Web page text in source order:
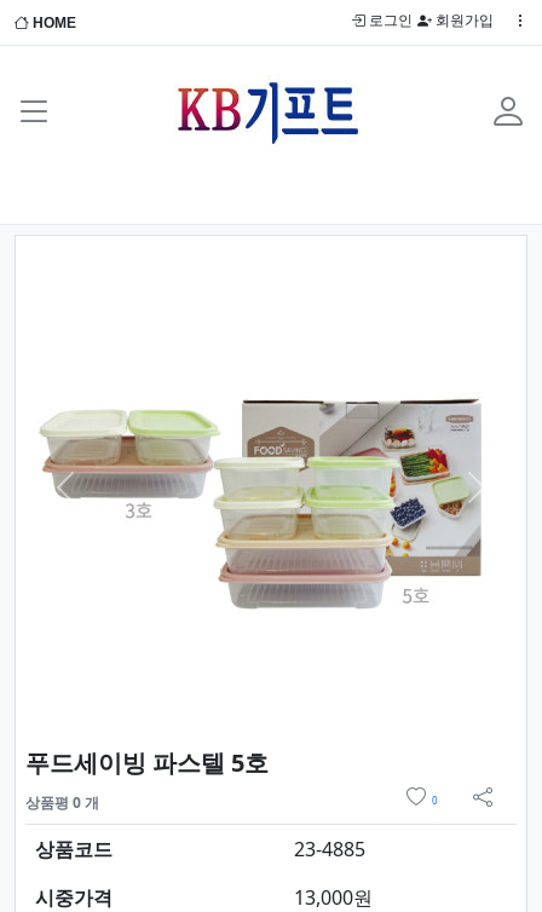
HOME 로그인 회원가입
Previous Next
푸드세이빙 파스텔 5호
상품평 0 개 0
sns 공
상품코드
23-4885
시중가격
13,000원